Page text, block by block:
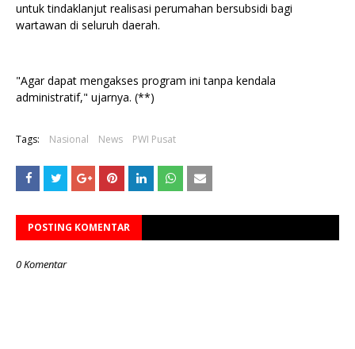
untuk tindaklanjut realisasi perumahan bersubsidi bagi
wartawan di seluruh daerah.
"Agar dapat mengakses program ini tanpa kendala
administratif," ujarnya. (**)
Tags: Nasional News PWI Pusat
POSTING KOMENTAR
0 Komentar